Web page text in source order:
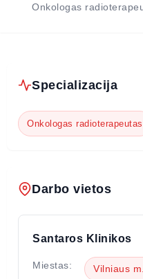
Onkologas
Specializacija
Onkologas radioterapeutas
Darbo vietos
Santaros Klinikos
Miestas: Vilniaus